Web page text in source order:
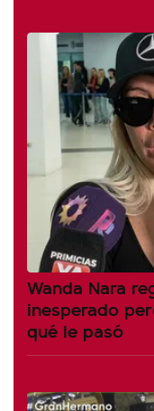
Wanda Nara
inesperado
qué le pasó